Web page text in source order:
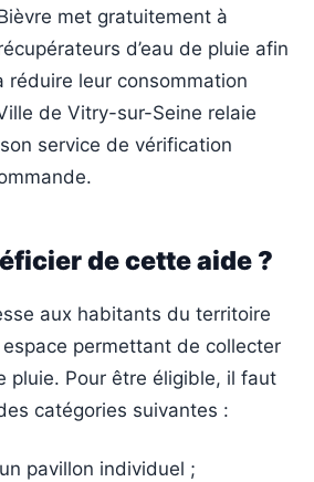
met gratuitement à
d’eau de pluie afin
réduire leur consommation
de Vitry-sur-Seine relaie
service de vérification
de cette aide ?
aux habitants du territoire
espace permettant de collecter
pluie. Pour être éligible, il faut
catégories suivantes :
pavillon individuel ;